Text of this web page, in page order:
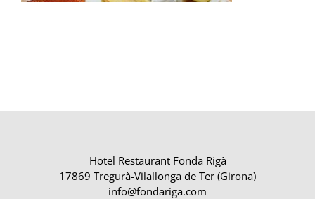
Hotel Restaurant Fonda Rigà
17869 Tregurà-Vilallonga de Ter (Girona)
info@fondariga.com